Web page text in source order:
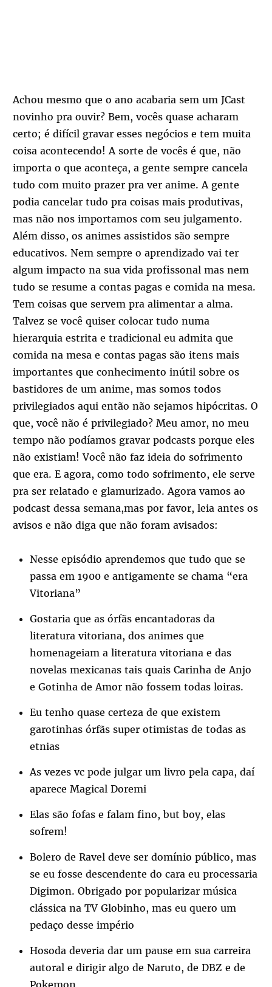
Achou mesmo que o ano acabaria sem um JCast
novinho pra ouvir? Bem, vocês quase acharam
certo; é difícil gravar esses negócios e tem muita
coisa acontecendo! A sorte de vocês é que, não
importa o que aconteça, a gente sempre cancela
tudo com muito prazer pra ver anime. A gente
podia cancelar tudo pra coisas mais produtivas,
mas não nos importamos com seu julgamento.
Além disso, os animes assistidos são sempre
educativos. Nem sempre o aprendizado vai ter
algum impacto na sua vida profissonal mas nem
tudo se resume a contas pagas e comida na mesa.
Tem coisas que servem pra alimentar a alma.
Talvez se você quiser colocar tudo numa
hierarquia estrita e tradicional eu admita que
comida na mesa e contas pagas são itens mais
importantes que conhecimento inútil sobre os
bastidores de um anime, mas somos todos
privilegiados aqui então não sejamos hipócritas. O
que, você não é privilegiado? Meu amor, no meu
tempo não podíamos gravar podcasts porque eles
não existiam! Você não faz ideia do sofrimento
que era. E agora, como todo sofrimento, ele serve
pra ser relatado e glamurizado. Agora vamos ao
podcast dessa semana,mas por favor, leia antes os
avisos e não diga que não foram avisados:
Nesse episódio aprendemos que tudo que se
passa em 1900 e antigamente se chama “era
Vitoriana”
Gostaria que as órfãs encantadoras da
literatura vitoriana, dos animes que
homenageiam a literatura vitoriana e das
novelas mexicanas tais quais Carinha de Anjo
e Gotinha de Amor não fossem todas loiras.
Eu tenho quase certeza de que existem
garotinhas órfãs super otimistas de todas as
etnias
As vezes vc pode julgar um livro pela capa, daí
aparece Magical Doremi
Elas são fofas e falam fino, but boy, elas
sofrem!
Bolero de Ravel deve ser domínio público, mas
se eu fosse descendente do cara eu processaria
Digimon. Obrigado por popularizar música
clássica na TV Globinho, mas eu quero um
pedaço desse império
Hosoda deveria dar um pause em sua carreira
autoral e dirigir algo de Naruto, de DBZ e de
Pokemon